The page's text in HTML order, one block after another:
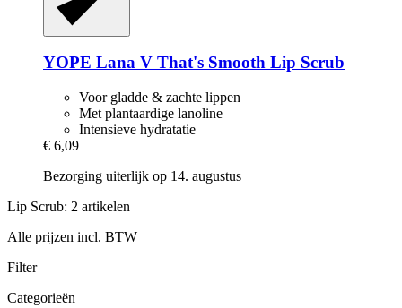
YOPE Lana V That's Smooth Lip Scrub
Voor gladde & zachte lippen
Met plantaardige lanoline
Intensieve hydratatie
€ 6,09
Bezorging uiterlijk op 14. augustus
Lip Scrub: 2 artikelen
Alle prijzen incl. BTW
Filter
Categorieën